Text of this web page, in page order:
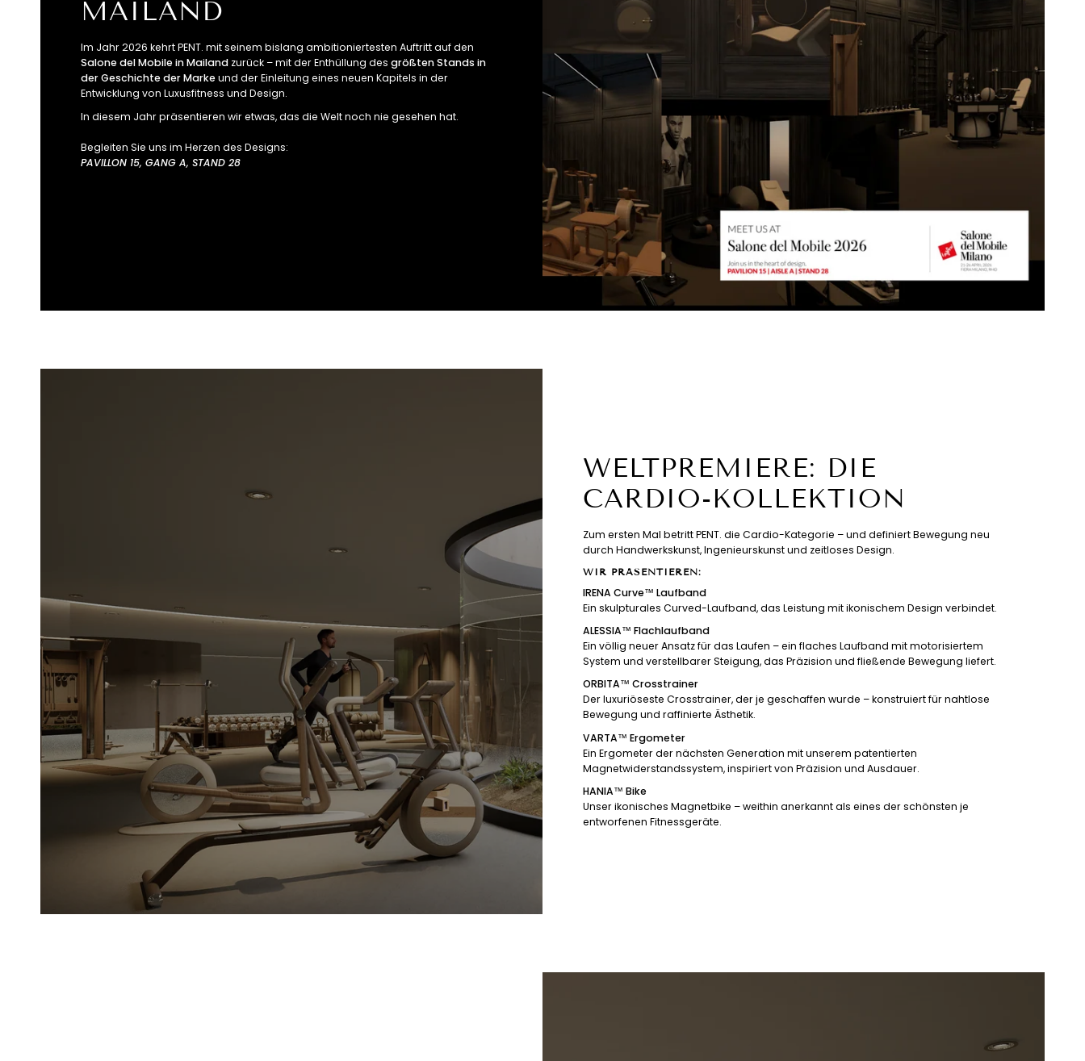
MAILAND
Im Jahr 2026 kehrt PENT. mit seinem bislang ambitioniertesten Auftritt auf den
Salone del Mobile in Mailand zurück – mit der Enthüllung des größten Stands in
der Geschichte der Markeund der Einleitung eines neuen Kapitels in der
Entwicklung von Luxusfitness und Design.
In diesem Jahr präsentieren wir etwas, das die Welt noch nie gesehen hat.
Begleiten Sie uns im Herzen des Designs:
PAVILLON 15, GANG A, STAND 28
WELTPREMIERE: DIE
CARDIO-KOLLEKTION
Zum ersten Mal betritt PENT. die Cardio-Kategorie – und definiert Bewegung neu
durch Handwerkskunst, Ingenieurskunst und zeitloses Design.
WIR PRÄSENTIEREN:
IRENA Curve™ Laufband
Ein skulpturales Curved-Laufband, das Leistung mit ikonischem Design verbindet.
ALESSIA™ Flachlaufband
Ein völlig neuer Ansatz für das Laufen – ein flaches Laufband mit motorisiertem
System und verstellbarer Steigung, das Präzision und fließende Bewegung liefert.
ORBITA™ Crosstrainer
Der luxuriöseste Crosstrainer, der je geschaffen wurde – konstruiert für nahtlose
Bewegung und raffinierte Ästhetik.
VARTA™ Ergometer
Ein Ergometer der nächsten Generation mit unserem patentierten
Magnetwiderstandssystem, inspiriert von Präzision und Ausdauer.
HANIA™ Bike
Unser ikonisches Magnetbike – weithin anerkannt als eines der schönsten je
entworfenen Fitnessgeräte.